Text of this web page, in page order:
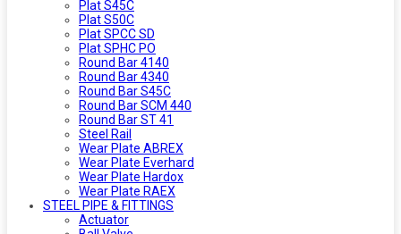
Plat S45C
Plat S50C
Plat SPCC SD
Plat SPHC PO
Round Bar 4140
Round Bar 4340
Round Bar S45C
Round Bar SCM 440
Round Bar ST 41
Steel Rail
Wear Plate ABREX
Wear Plate Everhard
Wear Plate Hardox
Wear Plate RAEX
STEEL PIPE & FITTINGS
Actuator